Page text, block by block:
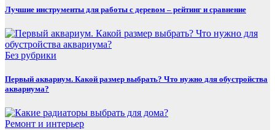
Лучшие инструменты для работы с деревом – рейтинг и сравнение
Без рубрики
Первый аквариум. Какой размер выбрать? Что нужно для обустройства
аквариума?
Ремонт и интерьер